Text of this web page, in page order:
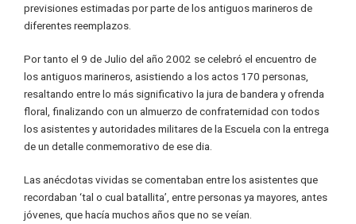
previsiones estimadas por parte de los antiguos marineros de
diferentes reemplazos.
Por tanto el 9 de Julio del año 2002 se celebró el encuentro de
los antiguos marineros, asistiendo a los actos 170 personas,
resaltando entre lo más significativo la jura de bandera y ofrenda
floral, finalizando con un almuerzo de confraternidad con todos
los asistentes y autoridades militares de la Escuela con la entrega
de un detalle conmemorativo de ese dia.
Las anécdotas vividas se comentaban entre los asistentes que
recordaban ‘tal o cual batallita’, entre personas ya mayores, antes
jóvenes, que hacía muchos años que no se veían.